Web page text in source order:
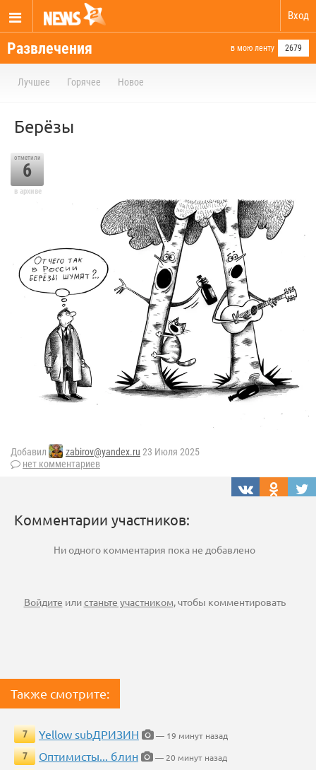
Вход
Развлечения в мою ленту 2679
Лучшее Горячее Новое
Берёзы
отметили
6
в архиве
Добавил zabirov@yandex.ru 23 Июля 2025
нет комментариев
Комментарии участников:
Ни одного комментария пока не добавлено
Войдите илистаньте участником, чтобы комментировать
Также смотрите:
7 Yellow subДРИЗИН
— 19 минут назад
7
Оптимисты... блин
— 20 минут назад